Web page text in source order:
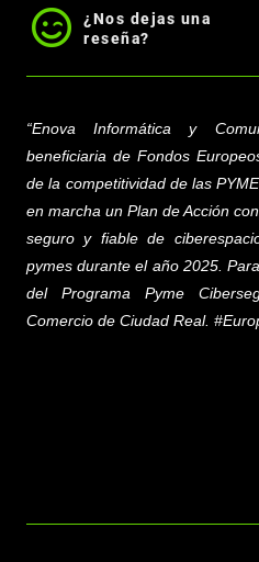
¿Nos dejas una
reseña?
“Enova Informática y
beneficiaria de Fondos
de la competitividad de las
en marcha un Plan de Acción
seguro y fiable de
pymes durante el año 2025.
del Programa Pyme
Comercio de Ciudad Real.